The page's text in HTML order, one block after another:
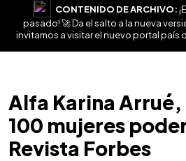
CONTENIDO DE ARCHIVO:
pasado! 🚀 Da el salto a la nueva
invitamos a visitar el nuevo portal
Alfa Karina Arrué,
100 mujeres
Revista Forbes